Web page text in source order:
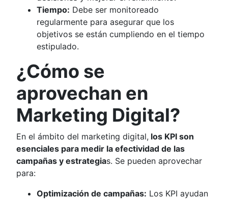
Tiempo: Debe ser monitoreado
regularmente para asegurar que los
objetivos se están cumpliendo en el tiempo
estipulado.
¿Cómo se
aprovechan en
Marketing Digital?
En el ámbito del marketing digital, los KPI son
esenciales para medir la efectividad de las
campañas y estrategias. Se pueden aprovechar
para:
Optimización de campañas: Los KPI ayudan